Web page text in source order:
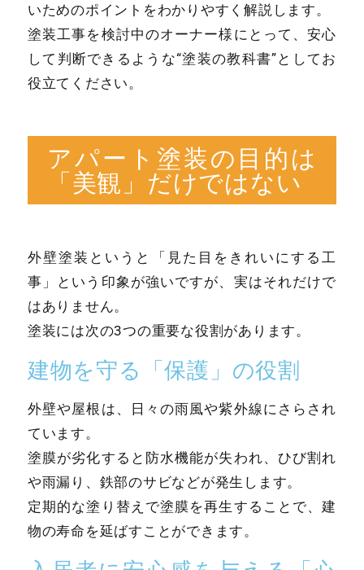
いためのポイントをわかりやすく解説します。
塗装工事を検討中のオーナー様にとって、安心
して判断できるような“塗装の教科書”としてお
役立てください。
アパート塗装の目的は
「美観」だけではない
外壁塗装というと「見た目をきれいにする工
事」という印象が強いですが、実はそれだけで
はありません。
塗装には次の3つの重要な役割があります。
建物を守る「保護」の役割
外壁や屋根は、日々の雨風や紫外線にさらされ
ています。
塗膜が劣化すると防水機能が失われ、ひび割れ
や雨漏り、鉄部のサビなどが発生します。
定期的な塗り替えで塗膜を再生することで、建
物の寿命を延ばすことができます。